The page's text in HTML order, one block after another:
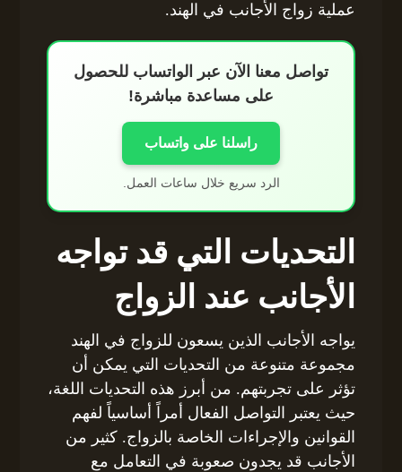
عملية زواج الأجانب في الهند.
تواصل معنا الآن عبر الواتساب للحصول
على مساعدة مباشرة!
راسلنا على واتساب
الرد سريع خلال ساعات العمل.
التحديات التي قد تواجه
الأجانب عند الزواج
يواجه الأجانب الذين يسعون للزواج في الهند
مجموعة متنوعة من التحديات التي يمكن أن
تؤثر على تجربتهم. من أبرز هذه التحديات اللغة،
حيث يعتبر التواصل الفعال أمراً أساسياً لفهم
القوانين والإجراءات الخاصة بالزواج. كثير من
الأجانب قد يجدون صعوبة في التعامل مع